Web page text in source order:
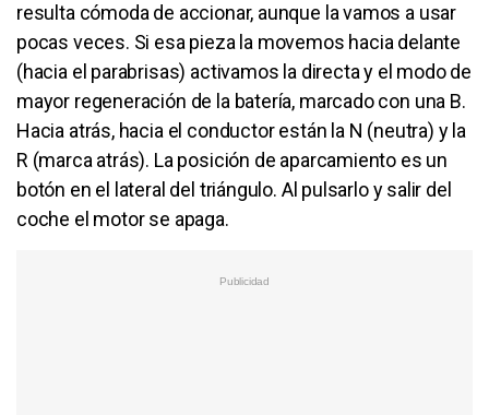
resulta cómoda de accionar, aunque la vamos a usar
pocas veces. Si esa pieza la movemos hacia delante
(hacia el parabrisas) activamos la directa y el modo de
mayor regeneración de la batería, marcado con una B.
Hacia atrás, hacia el conductor están la N (neutra) y la
R (marca atrás). La posición de aparcamiento es un
botón en el lateral del triángulo. Al pulsarlo y salir del
coche el motor se apaga.